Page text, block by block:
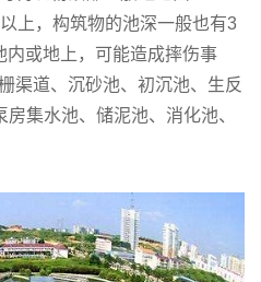
上，构筑物的池深一般也有3
内或地上，可能造成摔伤事
渠道、沉砂池、初沉池、生反
集水池、储泥池、消化池、